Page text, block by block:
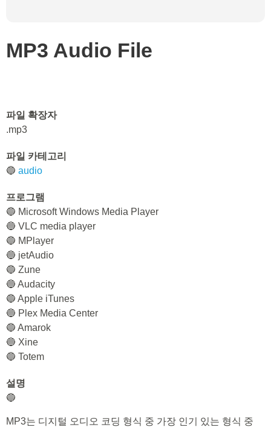
MP3 Audio File
파일 확장자
.mp3
파일 카테고리
🔵 audio
프로그램
🔵 Microsoft Windows Media Player
🔵 VLC media player
🔵 MPlayer
🔵 jetAudio
🔵 Zune
🔵 Audacity
🔵 Apple iTunes
🔵 Plex Media Center
🔵 Amarok
🔵 Xine
🔵 Totem
설명
🔵
MP3는 디지털 오디오 코딩 형식 중 가장 인기 있는 형식 중